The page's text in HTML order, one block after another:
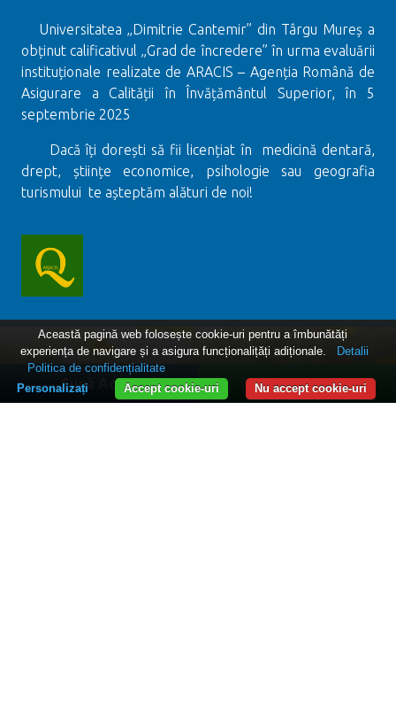
Universitatea „Dimitrie Cantemir” din Târgu Mureș a
obținut calificativul „Grad de încredere” în urma evaluării
instituționale realizate de ARACIS – Agenția Română de
Asigurare a Calității în Învățământul Superior, în 5
septembrie 2025
Dacă îți dorești să fii licențiat în medicină dentară,
drept, științe economice, psihologie sau geografia
turismului te așteptăm alături de noi!
Sună Acum WhatsApp
Această pagină web folosește cookie-uri pentru a îmbunătăți
experiența de navigare și a asigura funcționalițăți adiționale.
Detalii
Politica de confidențialitate
Nu accept cookie-uri
Accept cookie-uri
Personalizați